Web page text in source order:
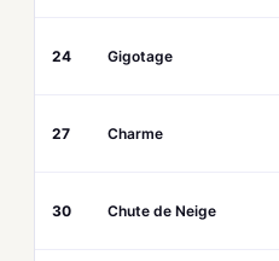
24 Gigotage
27 Charme
30 Chute de Neige